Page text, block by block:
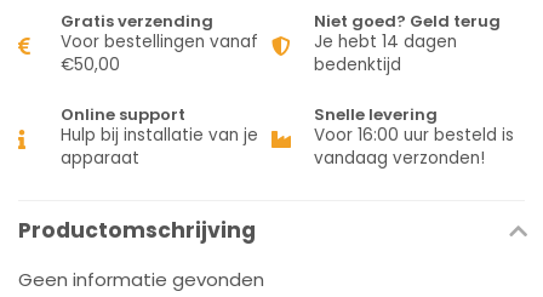
Gratis verzending
Voor bestellingen vanaf
€50,00
Niet goed? Geld terug
Je hebt 14 dagen
bedenktijd
Online support
Hulp bij installatie van je
apparaat
Snelle levering
Voor 16:00 uur besteld is
vandaag verzonden!
Productomschrijving
Geen informatie gevonden